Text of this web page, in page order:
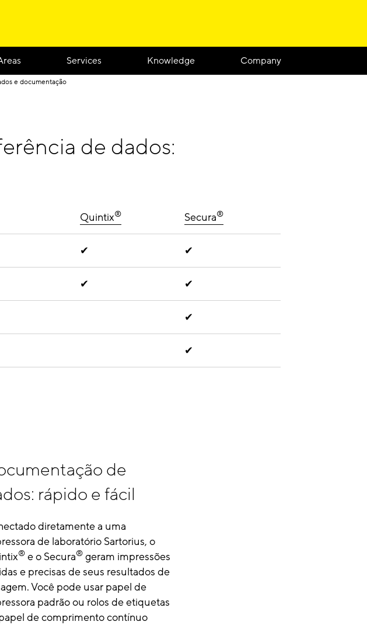
Services Knowledge Company
e documentação
de dados:
Quintix® Secura®
✔ ✔
✔ ✔
✔
✔
de
rápido e fácil
diretamente a uma
de laboratório Sartorius, o
® e o Secura® geram impressões
e precisas de seus resultados de
Você pode usar papel de
padrão ou rolos de etiquetas
de comprimento contínuo